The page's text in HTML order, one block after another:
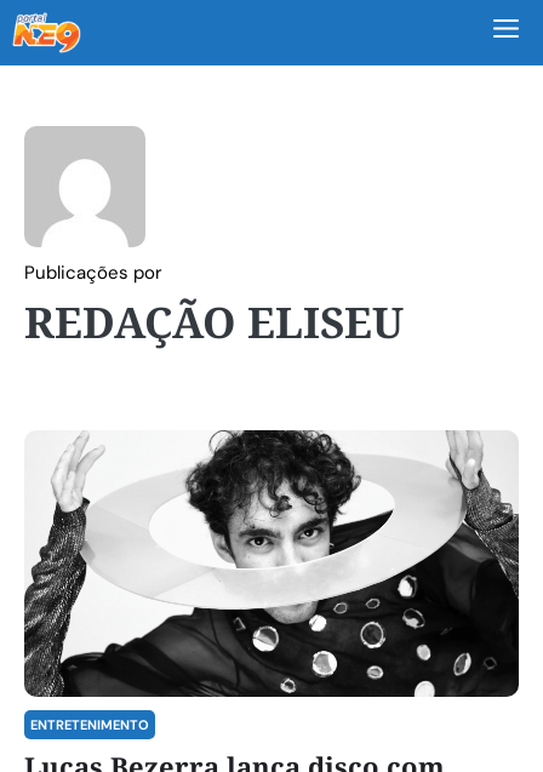
Publicações por
REDAÇÃO ELISEU
ENTRETENIMENTO